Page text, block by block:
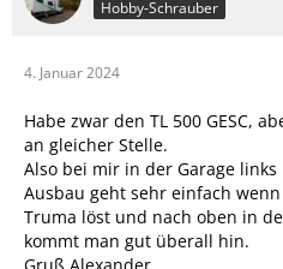
Hobby-Schrauber
4. Januar 2024
Habe zwar den TL 500 GESC,
an gleicher Stelle.
Also bei mir in der Garage links
Ausbau geht sehr einfach
Truma löst und nach oben in
kommt man gut überall hin.